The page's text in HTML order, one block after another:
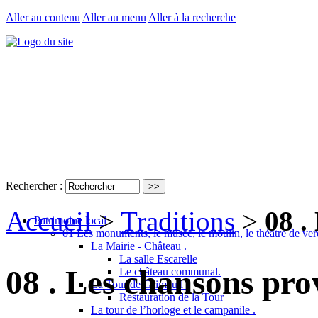
Aller au contenu Aller au menu Aller à la recherche
Patrimoine local
01 Les monuments, le musée, le moulin, le théâtre de
La Mairie - Château .
La salle Escarelle
Le château communal.
La Tour de Grimaud .
Restauration de la Tour
La tour de l’horloge et le campanile .
Rechercher :
Accueil> Traditions >08 .
08 . Les chansons